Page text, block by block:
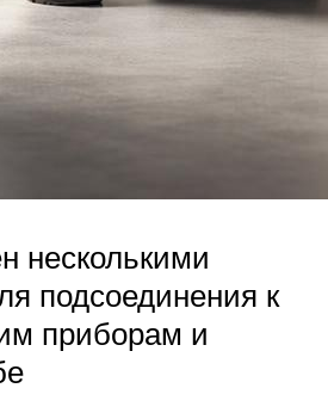
несколькими
подсоединения к
приборам и